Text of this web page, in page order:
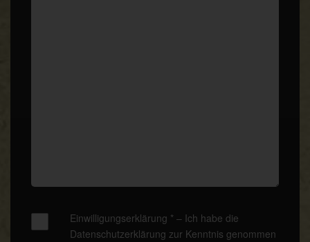
Einwilligungserklärung * – Ich habe die
Datenschutzerklärung zur Kenntnis genommen